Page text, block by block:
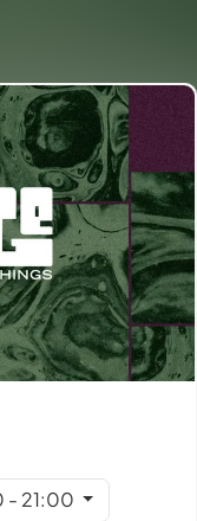
- 21:00